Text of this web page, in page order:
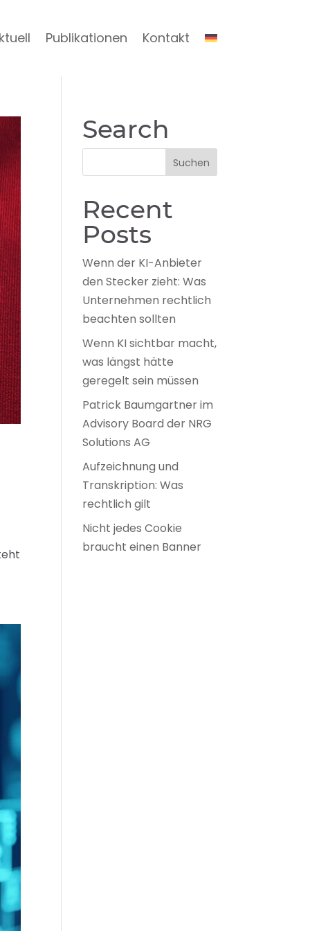
Publikationen Kontakt
Search
Recent
Posts
Wenn der KI-Anbieter
den Stecker zieht: Was
Unternehmen rechtlich
beachten sollten
Wenn KI sichtbar macht,
was längst hätte
geregelt sein müssen
Patrick Baumgartner im
Advisory Board der NRG
Solutions AG
Aufzeichnung und
Transkription: Was
rechtlich gilt
Nicht jedes Cookie
braucht einen Banner